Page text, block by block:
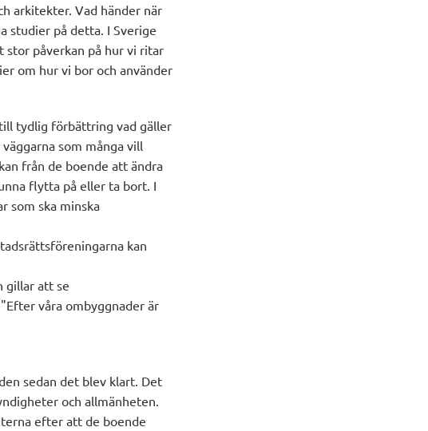
arkitekter. Vad händer när
studier på detta. I Sverige
stor påverkan på hur vi ritar
om hur vi bor och använder
tydlig förbättring vad gäller
som många vill
från de boende att ändra
flytta på eller ta bort. I
som ska minska
kan
gillar att se
våra ombyggnader är
sedan det blev klart. Det
och allmänheten.
efter att de boende